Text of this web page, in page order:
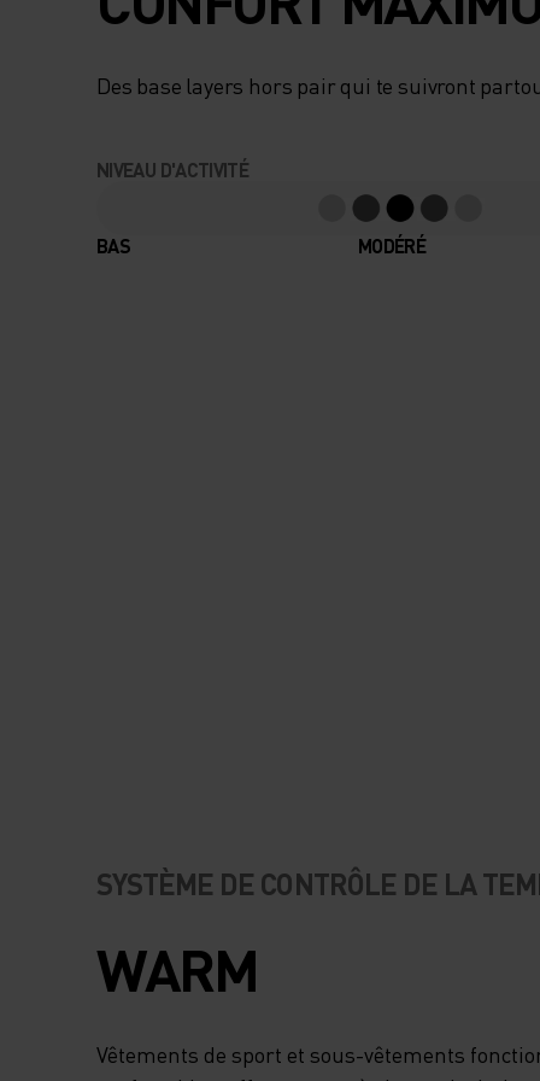
Des base layers hors pair qui te suivront
NIVEAU D'ACTIVITÉ
BAS MODÉRÉ
SYSTÈME DE CONTRÔLE DE LA
WARM
Vêtements de sport et sous-vêtements